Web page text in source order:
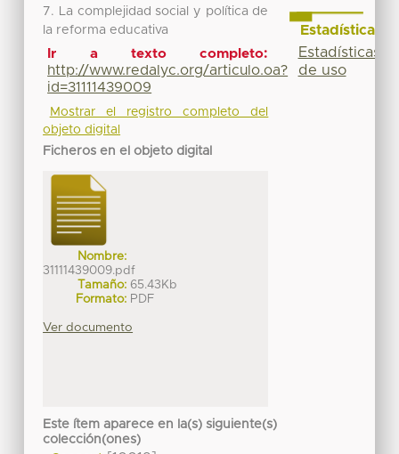
7. La complejidad social y política de
la reforma educativa
Ir a texto completo:
http://www.redalyc.org/articulo.oa?
id=31111439009
Mostrar el registro completo del
objeto digital
Ficheros en el objeto digital
Nombre:
31111439009.pdf
Tamaño: 65.43Kb
Formato: PDF
Ver documento
Este ítem aparece en la(s) siguiente(s)
colección(ones)
Estadísticas
Estadísticas
de uso